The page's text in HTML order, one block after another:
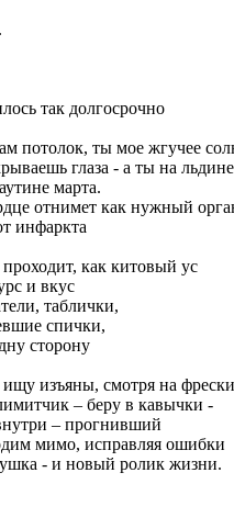
так долгосрочно
потолок, ты мое жгучее
глаза - а ты на льдине
марта.
отнимет как нужный
инфаркта
как китовый ус
и вкус
таблички,
спички,
сторону
изъяны, смотря на фрески
– беру в кавычки -
– прогнивший
мимо, исправляя ошибки
- и новый ролик жизни.